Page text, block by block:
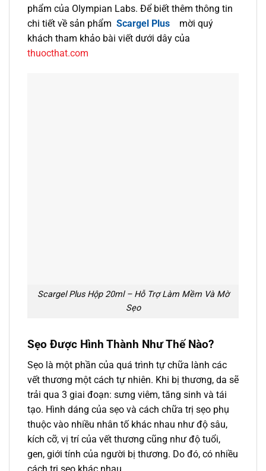
phẩm của Olympian Labs. Để biết thêm thông tin
chi tiết về sản phẩm Scargel Plus mời quý
khách tham khảo bài viết dưới dây của
thuocthat.com
Scargel Plus Hộp 20ml – Hỗ Trợ Làm Mềm Và Mờ
Sẹo
Sẹo Được Hình Thành Như Thế Nào?
Sẹo là một phần của quá trình tự chữa lành các
vết thương một cách tự nhiên. Khi bị thương, da sẽ
trải qua 3 giai đoạn: sưng viêm, tăng sinh và tái
tạo. Hình dáng của sẹo và cách chữa trị sẹo phụ
thuộc vào nhiều nhân tố khác nhau như độ sâu,
kích cỡ, vị trí của vết thương cũng như độ tuổi,
gen, giới tính của người bị thương. Do đó, có nhiều